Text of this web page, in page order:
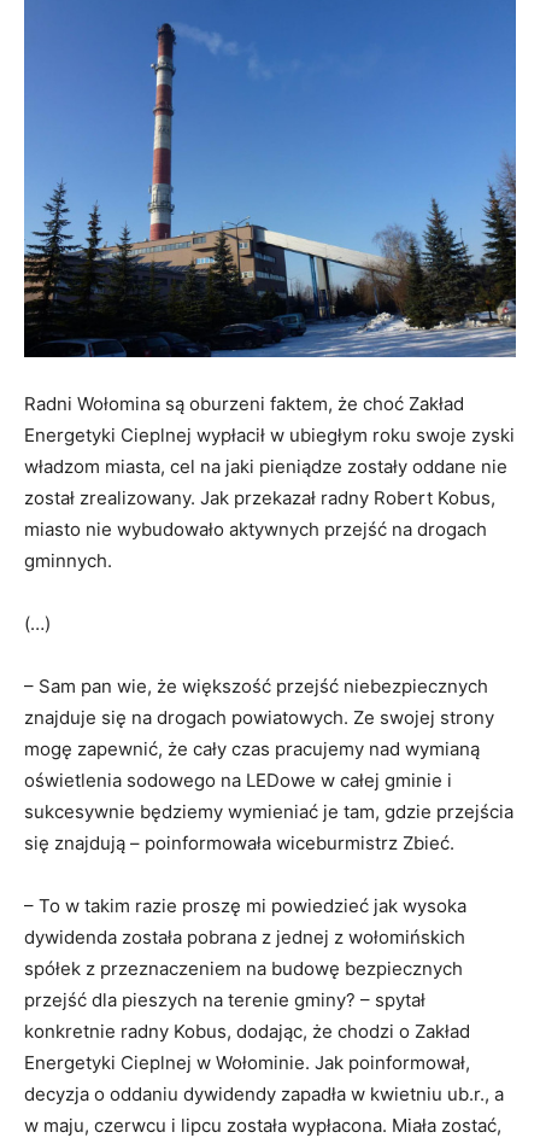
Radni Wołomina są oburzeni faktem, że choć Zakład
Energetyki Cieplnej wypłacił w ubiegłym roku swoje zyski
władzom miasta, cel na jaki pieniądze zostały oddane nie
został zrealizowany. Jak przekazał radny Robert Kobus,
miasto nie wybudowało aktywnych przejść na drogach
gminnych.
(…)
– Sam pan wie, że większość przejść niebezpiecznych
znajduje się na drogach powiatowych. Ze swojej strony
mogę zapewnić, że cały czas pracujemy nad wymianą
oświetlenia sodowego na LEDowe w całej gminie i
sukcesywnie będziemy wymieniać je tam, gdzie przejścia
się znajdują – poinformowała wiceburmistrz Zbieć.
– To w takim razie proszę mi powiedzieć jak wysoka
dywidenda została pobrana z jednej z wołomińskich
spółek z przeznaczeniem na budowę bezpiecznych
przejść dla pieszych na terenie gminy? – spytał
konkretnie radny Kobus, dodając, że chodzi o Zakład
Energetyki Cieplnej w Wołominie. Jak poinformował,
decyzja o oddaniu dywidendy zapadła w kwietniu ub.r., a
w maju, czerwcu i lipcu została wypłacona. Miała zostać,